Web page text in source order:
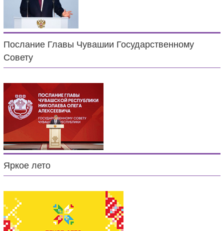
Послание Главы Чувашии Государственному
Совету
Яркое лето